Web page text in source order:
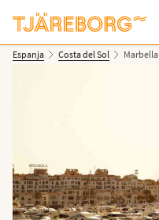
Espanja Costa del Sol Marbella
Näytä kuvia